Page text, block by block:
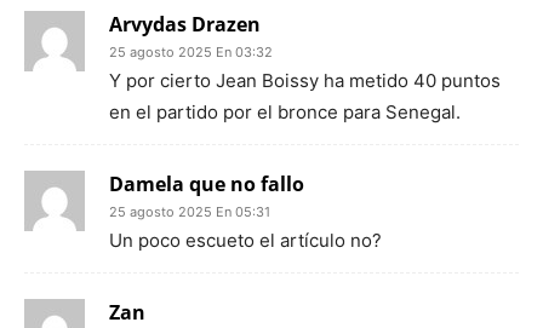
Arvydas Drazen
25 agosto 2025 En 03:32
Y por cierto Jean Boissy ha metido 40 puntos
en el partido por el bronce para Senegal.
Damela que no fallo
25 agosto 2025 En 05:31
Un poco escueto el artículo no?
Zan